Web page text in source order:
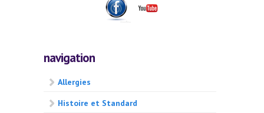
navigation
Allergies
Histoire et Standard